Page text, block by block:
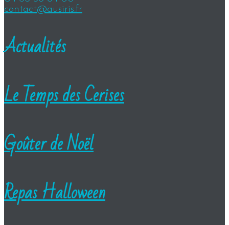
contact@ausiris.fr
Actualités
Le Temps des Cerises
Goûter de Noël
Repas Halloween